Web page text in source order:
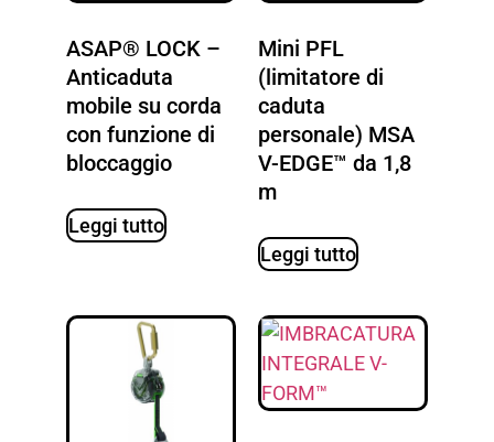
ASAP® LOCK –
Anticaduta
mobile su corda
con funzione di
bloccaggio
Leggi tutto
Mini PFL
(limitatore di
caduta
personale) MSA
V-EDGE™ da 1,8
m
Leggi tutto